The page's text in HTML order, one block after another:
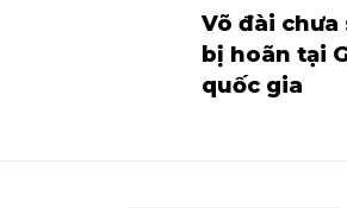
Võ đài chưa
bị hoãn tại
quốc gia